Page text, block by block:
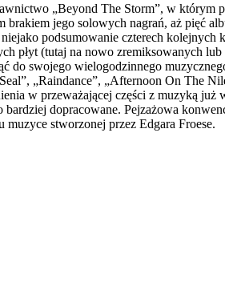
„Beyond The Storm”, w którym
jego solowych nagrań, aż pięć
podsumowanie czterech kolejnych
(tutaj na nowo zremiksowanych
swojego wielogodzinnego
„Raindance”, „Afternoon On The
w przeważającej części z muzyką już
dopracowane. Pejzażowa
stworzonej przez Edgara Froese.